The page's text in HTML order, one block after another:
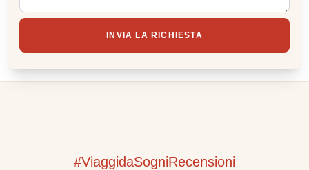
INVIA LA RICHIESTA
#ViaggidaSogniRecensioni